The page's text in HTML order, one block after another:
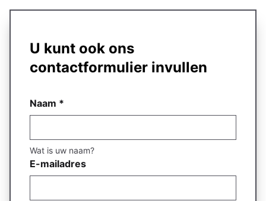
U kunt ook ons
contactformulier invullen
Naam *
Wat is uw naam?
E-mailadres